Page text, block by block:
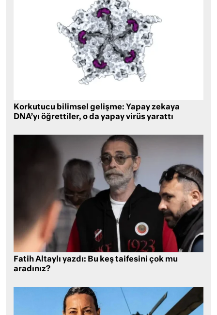
Korkutucu bilimsel gelişme: Yapay zekaya
DNA’yı öğrettiler, o da yapay virüs yarattı
Fatih Altaylı yazdı: Bu keş taifesini çok mu
aradınız?